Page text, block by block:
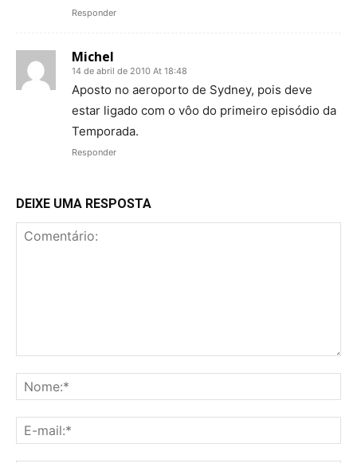
Responder
Michel
14 de abril de 2010 At 18:48
Aposto no aeroporto de Sydney, pois deve
estar ligado com o vôo do primeiro episódio da
Temporada.
Responder
DEIXE UMA RESPOSTA